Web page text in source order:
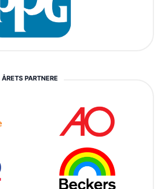
ÅRETS PARTNERE